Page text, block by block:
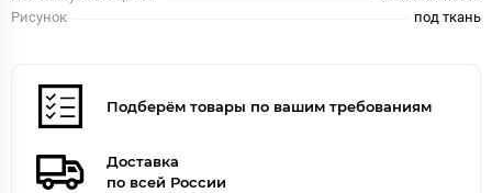
Рисунок
под ткань
Подберём товары по вашим требованиям
Доставка
по всей России